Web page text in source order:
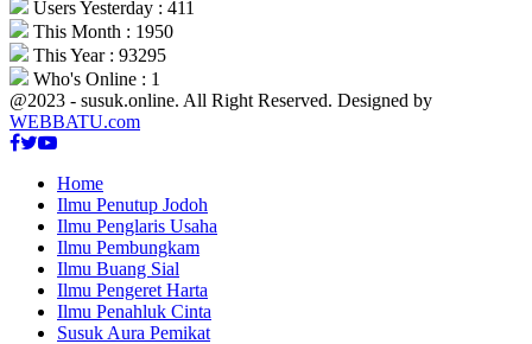
Users Yesterday : 411
This Month : 1950
This Year : 93295
Who's Online : 1
@2023 - susuk.online. All Right Reserved. Designed by
WEBBATU.com
Facebook
Twitter
Youtube
Home
Ilmu Penutup Jodoh
Ilmu Penglaris Usaha
Ilmu Pembungkam
Ilmu Buang Sial
Ilmu Pengeret Harta
Ilmu Penahluk Cinta
Susuk Aura Pemikat